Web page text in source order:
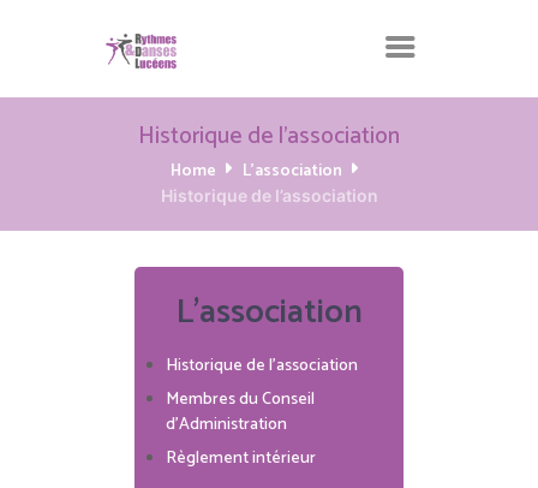
Historique de l’association
Home L'association
Historique de l’association
L'association
Historique de l’association
Membres du Conseil
d’Administration
Règlement intérieur